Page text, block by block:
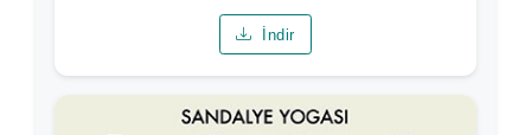
İndir